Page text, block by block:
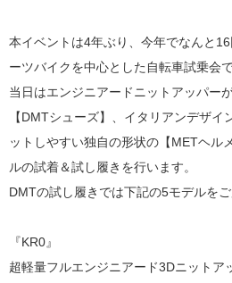
本イベントは4年ぶり、今年でなんと
ーツバイクを中心とした自転車試乗会で
当日はエンジニアードニットアッパー
【DMTシューズ】、イタリアンデザイ
ットしやすい独自の形状の【METヘル
ルの試着＆試し履きを行います。
DMTの試し履きでは下記の5モデルをご
『KR0』
超軽量フルエンジニアード3Dニットア